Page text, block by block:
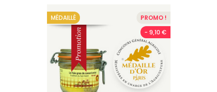
MÉDAILLÉ
PROMO !
- 9,10 €